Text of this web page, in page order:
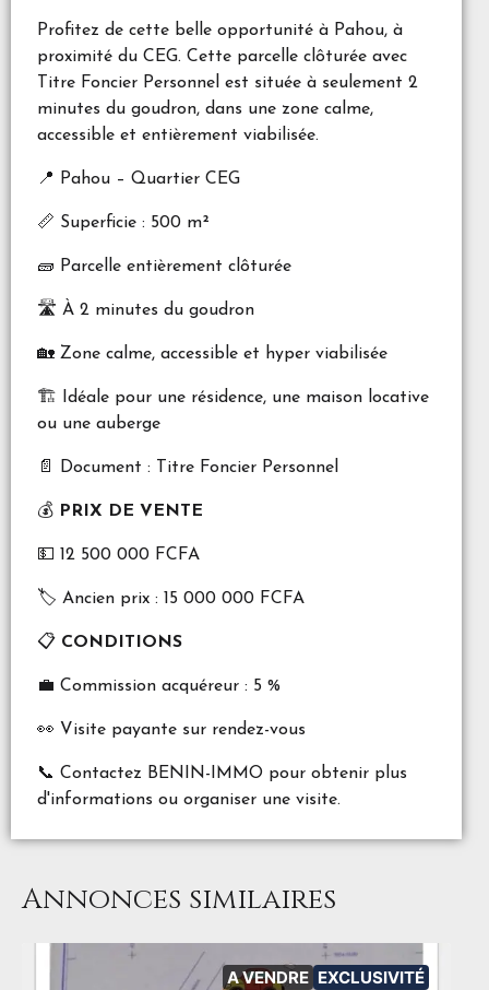
Profitez de cette belle opportunité à Pahou, à
proximité du CEG. Cette parcelle clôturée avec
Titre Foncier Personnel est située à seulement 2
minutes du goudron, dans une zone calme,
accessible et entièrement viabilisée.
📍 Pahou – Quartier CEG
📏 Superficie : 500 m²
🧱 Parcelle entièrement clôturée
🛣️ À 2 minutes du goudron
🏡 Zone calme, accessible et hyper viabilisée
🏗️ Idéale pour une résidence, une maison locative
ou une auberge
📄 Document : Titre Foncier Personnel
💰 PRIX DE VENTE
💵 12 500 000 FCFA
🏷️ Ancien prix : 15 000 000 FCFA
📋 CONDITIONS
💼 Commission acquéreur : 5 %
👀 Visite payante sur rendez-vous
📞 Contactez BENIN-IMMO pour obtenir plus
d'informations ou organiser une visite.
Annonces similaires
A VENDRE EXCLUSIVITÉ